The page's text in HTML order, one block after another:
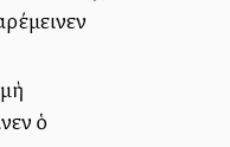
ὁ